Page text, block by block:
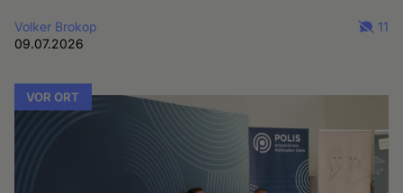
Volker Brokop
09.07.2026
11
VOR ORT